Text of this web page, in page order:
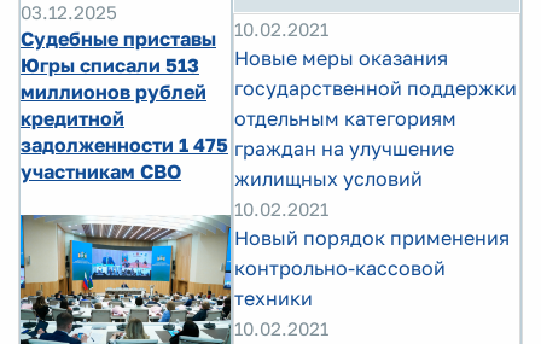
03.12.2025
Судебные приставы
Югры списали 513
миллионов рублей
кредитной
задолженности 1 475
участникам СВО
10.02.2021
Новые меры оказания
государственной поддержки
отдельным категориям
граждан на улучшение
жилищных условий
10.02.2021
Новый порядок применения
контрольно-кассовой
техники
10.02.2021